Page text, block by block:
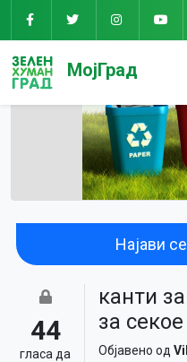
МојГрад
Најави
44
гласa да
канти
за
Објавено од